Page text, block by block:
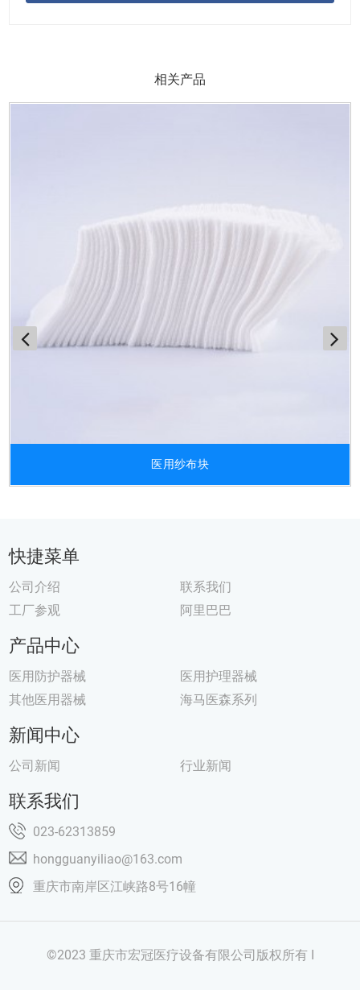
相关产品
医用纱布块
快捷菜单
公司介绍
联系我们
工厂参观
阿里巴巴
产品中心
医用防护器械
医用护理器械
其他医用器械
海马医森系列
新闻中心
公司新闻 行业新闻
联系我们
023-62313859
hongguanyiliao@163.com
重庆市南岸区江峡路8号16幢
©2023 重庆市宏冠医疗设备有限公司版权所有 I